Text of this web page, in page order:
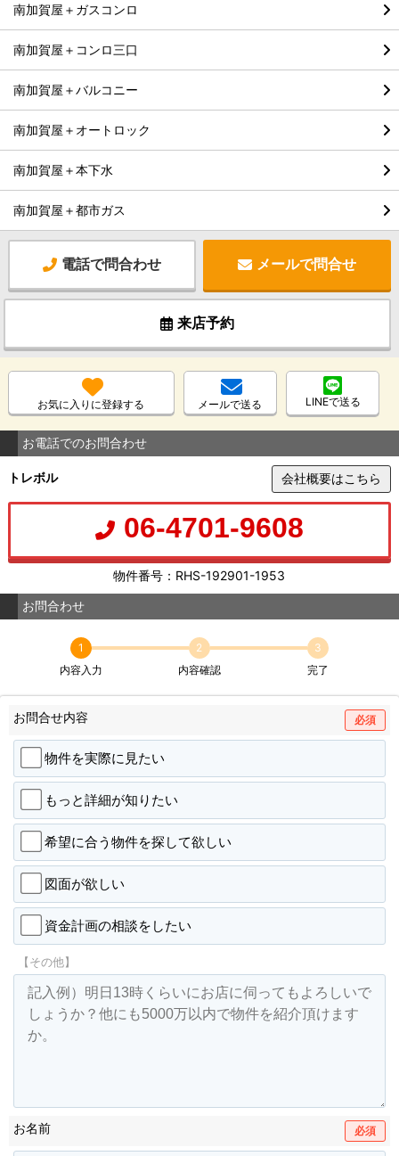
南加賀屋＋ガスコンロ
南加賀屋＋コンロ三口
南加賀屋＋バルコニー
南加賀屋＋オートロック
南加賀屋＋本下水
南加賀屋＋都市ガス
電話で問合わせ メールで問合せ
来店予約
お気に入りに登録する メールで送る LINEで送る
お電話でのお問合わせ
トレボル 会社概要はこちら
06-4701-9608
物件番号：RHS-192901-1953
お問合わせ
1
内容入力
2
内容確認
3
完了
お問合せ内容 必須
物件を実際に見たい
もっと詳細が知りたい
希望に合う物件を探して欲しい
図面が欲しい
資金計画の相談をしたい
【その他】
お名前 必須